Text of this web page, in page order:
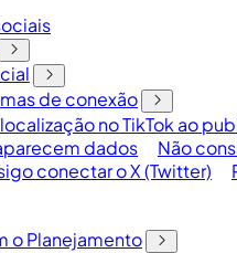
de conexão
no TikTok ao
dados
Não
conectar o X (Twitter)
o Planejamento